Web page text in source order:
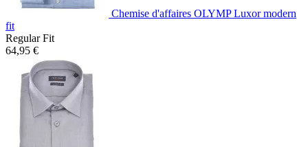
Chemise d'affaires OLYMP Luxor modern
fit
Regular Fit
64,95 €